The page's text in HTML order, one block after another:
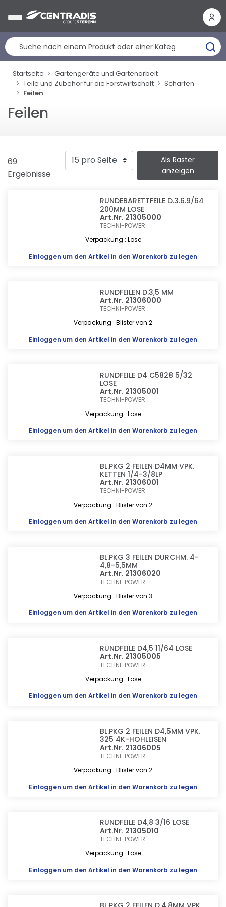
Startseite
Gartengeräte und Gartenarbeit
Teile und Zubehör für die Forstwirtschaft
Schärfen
Feilen
Feilen
69
Ergebnisse
Als Raster
anzeigen
RUNDEBARETTFEILE D.3.6.9/64
200MM LOSE
Art.Nr. 21305000
TECHNI-POWER
Verpackung : Lose
Einloggen um den Artikel in den Warenkorb zu legen
RUNDFEILEN D.3,5 MM
Art.Nr. 21306000
TECHNI-POWER
Verpackung : Blister von 2
Einloggen um den Artikel in den Warenkorb zu legen
RUNDFEILE D4 C5828 5/32
LOSE
Art.Nr. 21305001
TECHNI-POWER
Verpackung : Lose
Einloggen um den Artikel in den Warenkorb zu legen
BL.PKG 2 FEILEN D4MM VPK.
KETTEN 1/4-3/8LP
Art.Nr. 21306001
TECHNI-POWER
Verpackung : Blister von 2
Einloggen um den Artikel in den Warenkorb zu legen
BL.PKG 3 FEILEN DURCHM. 4-
4,8-5,5MM
Art.Nr. 21306020
TECHNI-POWER
Verpackung : Blister von 3
Einloggen um den Artikel in den Warenkorb zu legen
RUNDFEILE D4,5 11/64 LOSE
Art.Nr. 21305005
TECHNI-POWER
Verpackung : Lose
Einloggen um den Artikel in den Warenkorb zu legen
BL.PKG 2 FEILEN D4,5MM VPK.
325 4K-HOHLEISEN
Art.Nr. 21306005
TECHNI-POWER
Verpackung : Blister von 2
Einloggen um den Artikel in den Warenkorb zu legen
RUNDFEILE D4,8 3/16 LOSE
Art.Nr. 21305010
TECHNI-POWER
Verpackung : Lose
Einloggen um den Artikel in den Warenkorb zu legen